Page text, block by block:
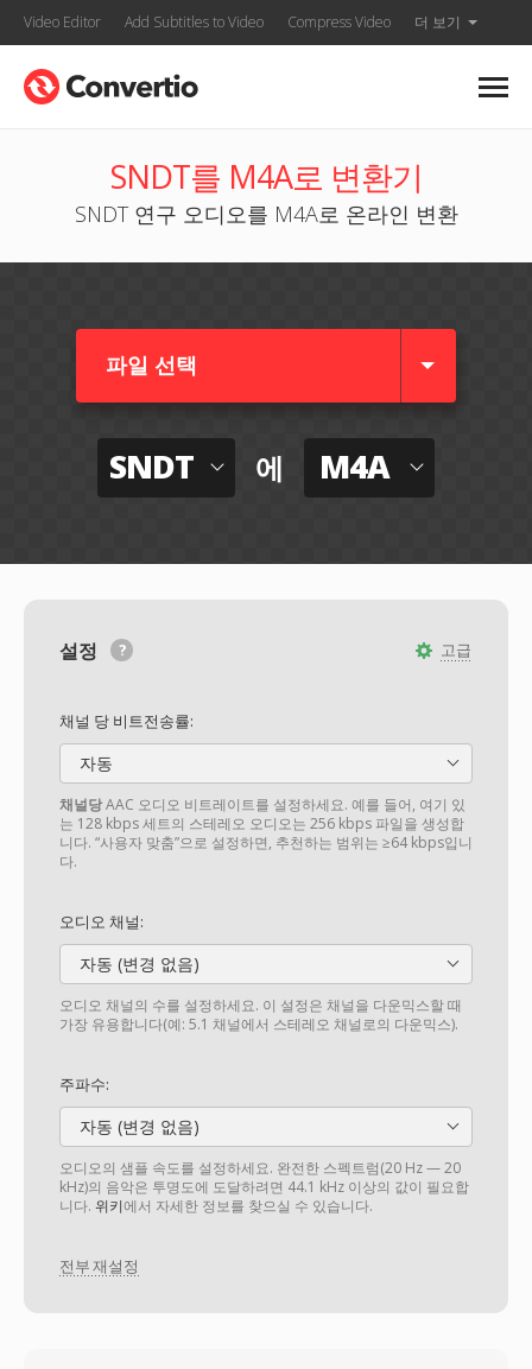
Video Editor Add Subtitles to Video Compress Video 더 보기
SNDT를 M4A로 변환기
SNDT 연구 오디오를 M4A로 온라인 변환
파일 선택
SNDT 에 M4A
고급
설정
채널 당 비트전송률:
자동
채널당AAC 오디오 비트레이트를 설정하세요. 예를 들어, 여기 있
는 128 kbps 세트의 스테레오 오디오는 256 kbps 파일을 생성합
니다. “사용자 맞춤”으로 설정하면, 추천하는 범위는 ≥64 kbps입니
다.
오디오 채널:
자동 (변경 없음)
오디오 채널의 수를 설정하세요. 이 설정은 채널을 다운믹스할 때
가장 유용합니다(예: 5.1 채널에서 스테레오 채널로의 다운믹스).
주파수:
자동 (변경 없음)
오디오의 샘플 속도를 설정하세요. 완전한 스펙트럼(20 Hz — 20
kHz)의 음악은 투명도에 도달하려면 44.1 kHz 이상의 값이 필요합
니다. 위키에서 자세한 정보를 찾으실 수 있습니다.
전부 재설정